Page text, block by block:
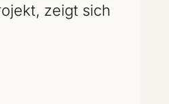
zeigt sich